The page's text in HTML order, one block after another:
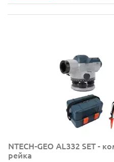
NTECH-GEO AL332 SET -
рейка